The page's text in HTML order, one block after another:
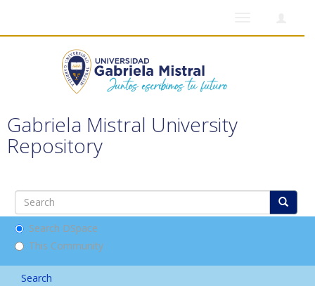
Gabriela Mistral University
Repository
Search DSpace
This Community
Search